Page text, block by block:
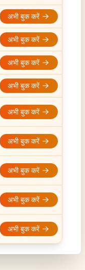
अभी बुक करें
अभी बुक करें
अभी बुक करें
अभी बुक करें
अभी बुक करें
अभी बुक करें
अभी बुक करें
अभी बुक करें
अभी बुक करें